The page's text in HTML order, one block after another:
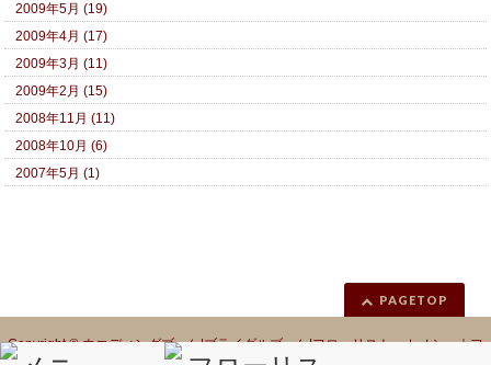
2009年5月 (19)
2009年4月 (17)
2009年3月 (11)
2009年2月 (15)
2008年11月 (11)
2008年10月 (6)
2007年5月 (1)
PAGETOP
Copyright ©ウエディングブーケ|ブライダルブーケ|フローリスト カノシェ｜フ